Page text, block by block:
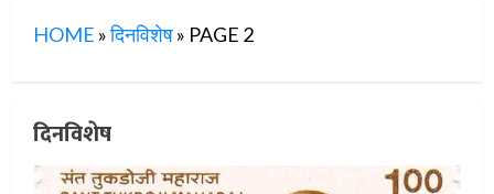
HOME »दिनविशेष» PAGE 2
दिनविशेष